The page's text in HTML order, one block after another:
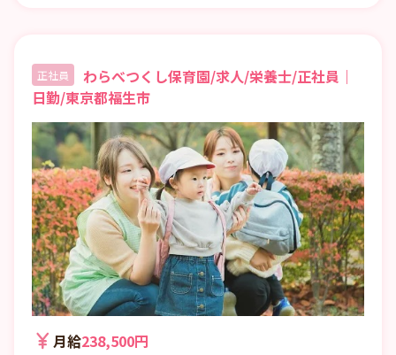
正社員
わらべつくし保育園/求人/栄養士/正社員｜
日勤/東京都福生市
月給238,500円